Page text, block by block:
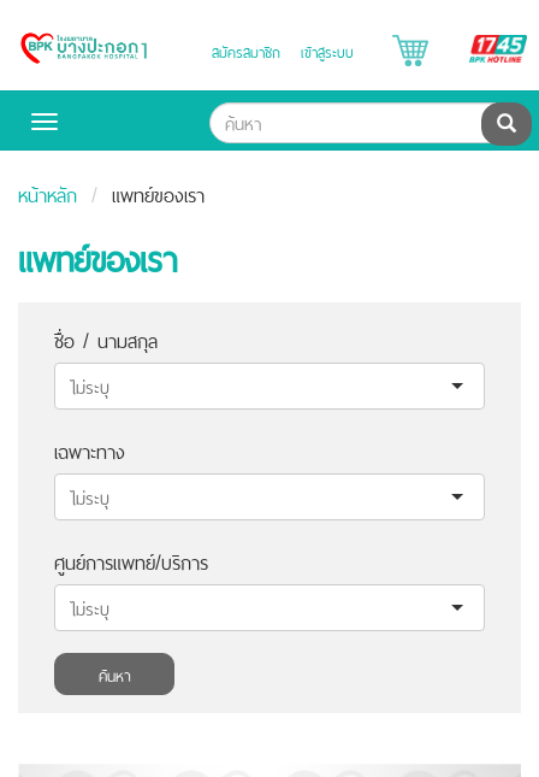
Bangpakok
สมัครสมาชิก เข้าสู่ระบบ
Toggle
ค้น
หน้าหลัก แพทย์ของเรา
แพทย์ของเรา
ชื่อ / นามสกุล
เฉพาะทาง
ศูนย์การแพทย์/บริการ
ค้นหา